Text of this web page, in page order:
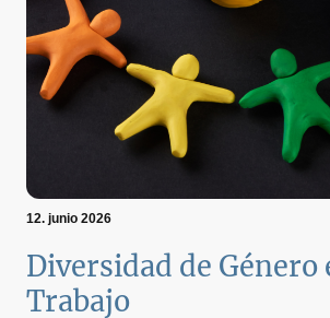
12. junio 2026
Diversidad de Género
Trabajo